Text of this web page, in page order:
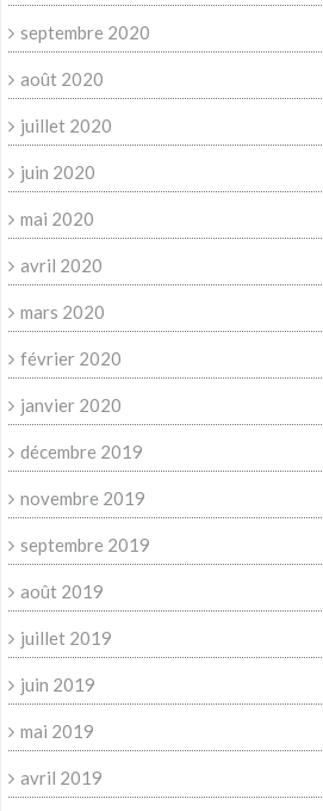
septembre 2020
août 2020
juillet 2020
juin 2020
mai 2020
avril 2020
mars 2020
février 2020
janvier 2020
décembre 2019
novembre 2019
septembre 2019
août 2019
juillet 2019
juin 2019
mai 2019
avril 2019